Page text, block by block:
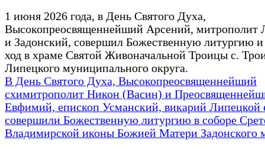
1 июня 2026 года, в День Святого Духа,
Высокопреосвященнейший Арсений, митрополит
и Задонский, совершил Божественную литургию
ход в храме Святой Живоначальной Троицы с.
Липецкого муниципального округа.
В День Святого Духа, Высокопреосвященнейший
схимитрополит Никон (Васин) и
Евфимий, епископ Усманский, викарий Липецкой
совершили Божественную литургию в соборе
Владимирской иконы Божией Матери Задонского